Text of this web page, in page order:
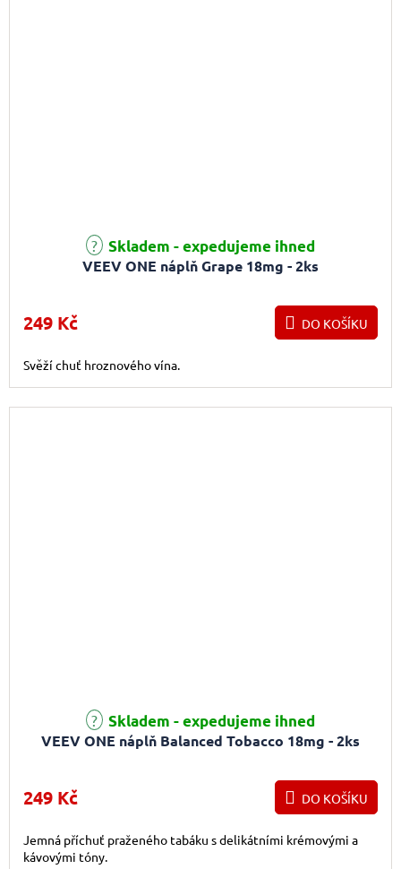
VEEV ONE náplň Grape 18mg - 2ks
Skladem - expedujeme ihned
249 Kč DO KOŠÍKU
Svěží chuť hroznového vína.
VEEV ONE náplň Balanced Tobacco 18mg - 2ks
Skladem - expedujeme ihned
249 Kč DO KOŠÍKU
Jemná příchuť praženého tabáku s delikátními krémovými a
kávovými tóny.